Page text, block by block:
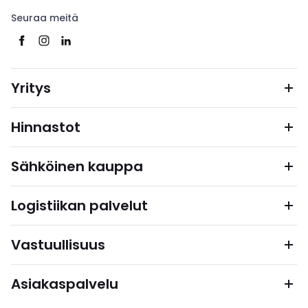
Seuraa meitä
Yritys
Hinnastot
Sähköinen kauppa
Logistiikan palvelut
Vastuullisuus
Asiakaspalvelu